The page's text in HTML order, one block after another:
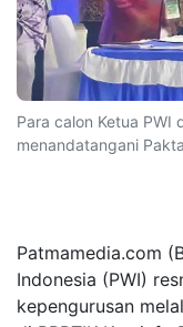
Para calon Ketua PWI
menandatangani
Patmamedia.com
Indonesia (PWI)
kepengurusan